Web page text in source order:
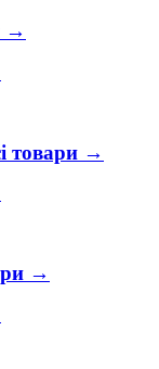
→
товари →
→